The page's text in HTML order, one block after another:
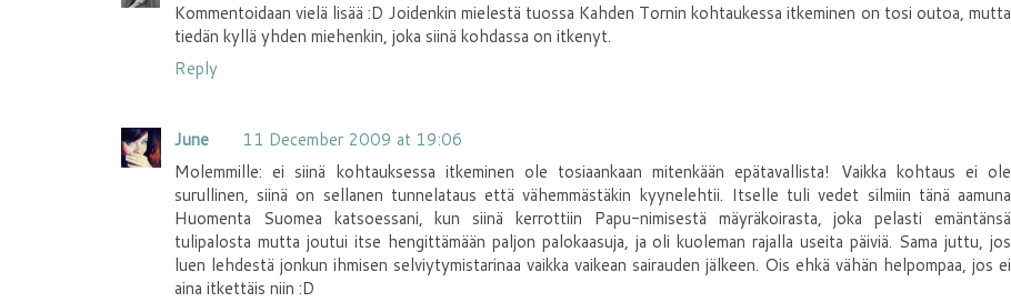
Kommentoidaan vielä lisää :D Joidenkin mielestä tuossa Kahden Tornin kohtaukessa itkeminen on tosi outoa, mutta
tiedän kyllä yhden miehenkin, joka siinä kohdassa on itkenyt.
Reply
June
11 December 2009 at 19:06
Molemmille: ei siinä kohtauksessa itkeminen ole tosiaankaan mitenkään epätavallista! Vaikka kohtaus ei ole
surullinen, siinä on sellanen tunnelataus että vähemmästäkin kyynelehtii. Itselle tuli vedet silmiin tänä aamuna
Huomenta Suomea katsoessani, kun siinä kerrottiin Papu-nimisestä mäyräkoirasta, joka pelasti emäntänsä
tulipalosta mutta joutui itse hengittämään paljon palokaasuja, ja oli kuoleman rajalla useita päiviä. Sama juttu, jos
luen lehdestä jonkun ihmisen selviytymistarinaa vaikka vaikean sairauden jälkeen. Ois ehkä vähän helpompaa, jos ei
aina itkettäis niin :D